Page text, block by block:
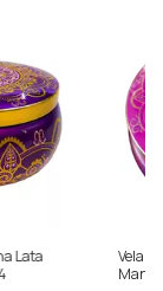
Lata
Vela